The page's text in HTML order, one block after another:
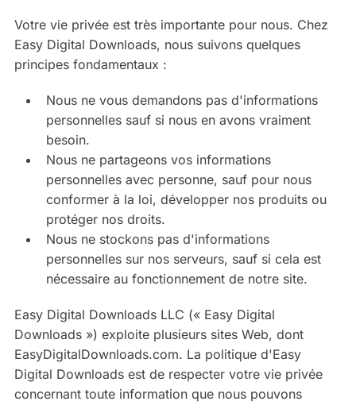
Votre vie privée est très importante pour nous. Chez
Easy Digital Downloads, nous suivons quelques
principes fondamentaux :
Nous ne vous demandons pas d'informations
personnelles sauf si nous en avons vraiment
besoin.
Nous ne partageons vos informations
personnelles avec personne, sauf pour nous
conformer à la loi, développer nos produits ou
protéger nos droits.
Nous ne stockons pas d'informations
personnelles sur nos serveurs, sauf si cela est
nécessaire au fonctionnement de notre site.
Easy Digital Downloads LLC (« Easy Digital
Downloads ») exploite plusieurs sites Web, dont
EasyDigitalDownloads.com. La politique d'Easy
Digital Downloads est de respecter votre vie privée
concernant toute information que nous pouvons